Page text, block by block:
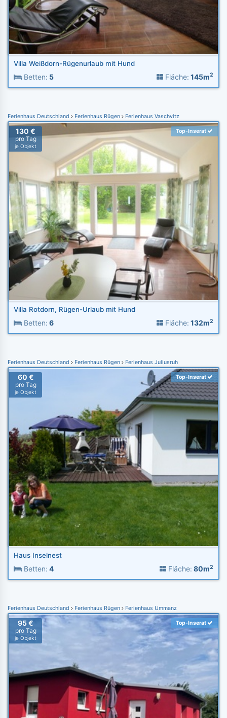
Villa Weißdorn-Rügenurlaub mit Hund
Betten: 5 Fläche: 145m2
Ferienhaus Deutschland Ferienhaus Rügen Ferienhaus Vaschvitz
130 €
pro Tag
je Objekt
Top-Inserat
Villa Rotdorn, Rügen-Urlaub mit Hund
Betten: 6 Fläche: 132m2
Ferienhaus Deutschland Ferienhaus Rügen Ferienhaus Juliusruh
60 €
pro Tag
je Objekt
Top-Inserat
Haus Inselnest
Betten: 4 Fläche: 80m2
Ferienhaus Deutschland Ferienhaus Rügen Ferienhaus Ummanz
95 €
pro Tag
je Objekt
Top-Inserat